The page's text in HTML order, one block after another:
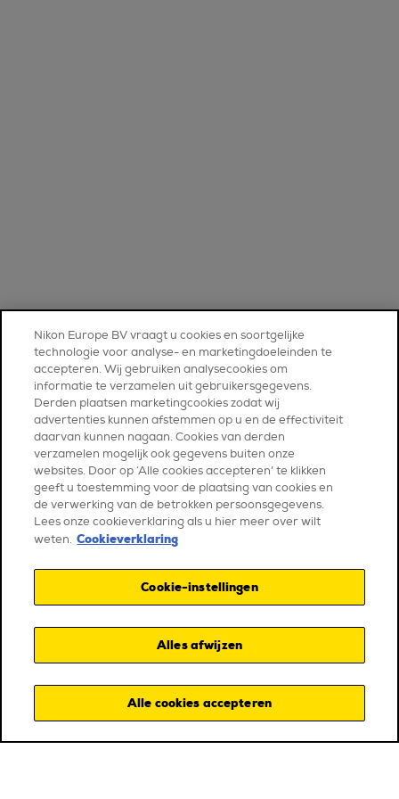
OUR PARTNERS
Nikon Europe BV vraagt u cookies en soortgelijke
technologie voor analyse- en marketingdoeleinden te
accepteren. Wij gebruiken analysecookies om
informatie te verzamelen uit gebruikersgegevens.
Derden plaatsen marketingcookies zodat wij
advertenties kunnen afstemmen op u en de effectiviteit
daarvan kunnen nagaan. Cookies van derden
verzamelen mogelijk ook gegevens buiten onze
websites. Door op ‘Alle cookies accepteren’ te klikken
geeft u toestemming voor de plaatsing van cookies en
de verwerking van de betrokken persoonsgegevens.
Lees onze cookieverklaring als u hier meer over wilt
weten. Cookieverklaring
Cookie-instellingen
Alles afwijzen
Alle cookies accepteren